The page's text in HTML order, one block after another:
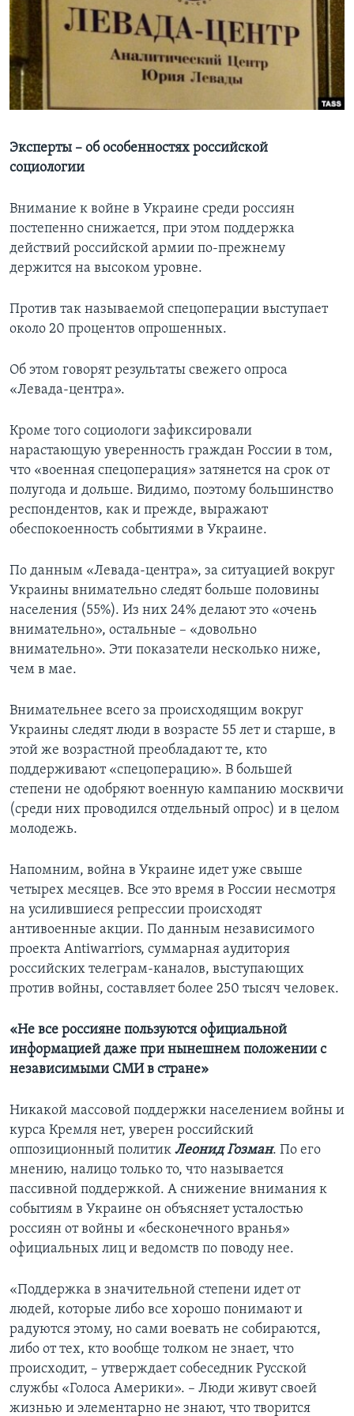
Learning English
СОЦИАЛЬНЫЕ СЕТИ
Языки
Эксперты – об особенностях российской
социологии
Внимание к войне в Украине среди россиян
постепенно снижается, при этом поддержка
действий российской армии по-прежнему
держится на высоком уровне.
Против так называемой спецоперации выступает
около 20 процентов опрошенных.
Об этом говорят результаты свежего опроса
«Левада-центра».
Кроме того социологи зафиксировали
нарастающую уверенность граждан России в том,
что «военная спецоперация» затянется на срок от
полугода и дольше. Видимо, поэтому большинство
респондентов, как и прежде, выражают
обеспокоенность событиями в Украине.
По данным «Левада-центра», за ситуацией вокруг
Украины внимательно следят больше половины
населения (55%). Из них 24% делают это «очень
внимательно», остальные – «довольно
внимательно». Эти показатели несколько ниже,
чем в мае.
Внимательнее всего за происходящим вокруг
Украины следят люди в возрасте 55 лет и старше, в
этой же возрастной преобладают те, кто
поддерживают «спецоперацию». В большей
степени не одобряют военную кампанию москвичи
(среди них проводился отдельный опрос) и в целом
молодежь.
Напомним, война в Украине идет уже свыше
четырех месяцев. Все это время в России несмотря
на усилившиеся репрессии происходят
антивоенные акции. По данным независимого
проекта Antiwarriors, суммарная аудитория
российских телеграм-каналов, выступающих
против войны, составляет более 250 тысяч человек.
«Не все россияне пользуются официальной
информацией даже при нынешнем положении с
независимыми СМИ в стране»
Никакой массовой поддержки населением войны и
курса Кремля нет, уверен российский
оппозиционный политик Леонид Гозман. По его
мнению, налицо только то, что называется
пассивной поддержкой. А снижение внимания к
событиям в Украине он объясняет усталостью
россиян от войны и «бесконечного вранья»
официальных лиц и ведомств по поводу нее.
«Поддержка в значительной степени идет от
людей, которые либо все хорошо понимают и
радуются этому, но сами воевать не собираются,
либо от тех, кто вообще толком не знает, что
происходит, – утверждает собеседник Русской
службы «Голоса Америки». – Люди живут своей
жизнью и элементарно не знают, что творится